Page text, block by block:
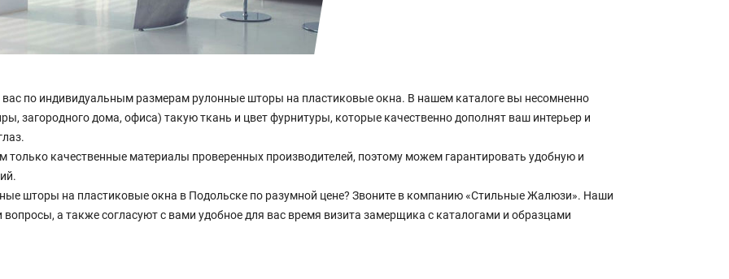
по индивидуальным размерам рулонные шторы на пластиковые окна. В нашем каталоге вы несомненно
загородного дома, офиса) такую ткань и цвет фурнитуры, которые качественно дополнят ваш интерьер и
качественные материалы проверенных производителей, поэтому можем гарантировать удобную и
шторы на пластиковые окна в Подольске по разумной цене? Звоните в компанию «Стильные Жалюзи». Наши
а также согласуют с вами удобное для вас время визита замерщика с каталогами и образцами